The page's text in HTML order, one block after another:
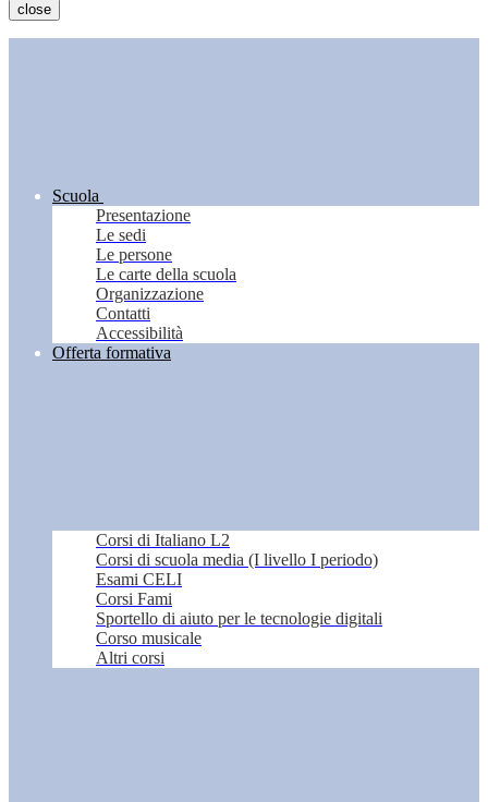
close
Scuola
Presentazione
Le sedi
Le persone
Le carte della scuola
Organizzazione
Contatti
Accessibilità
Offerta formativa
Corsi di Italiano L2
Corsi di scuola media (I livello I periodo)
Esami CELI
Corsi Fami
Sportello di aiuto per le tecnologie digitali
Corso musicale
Altri corsi